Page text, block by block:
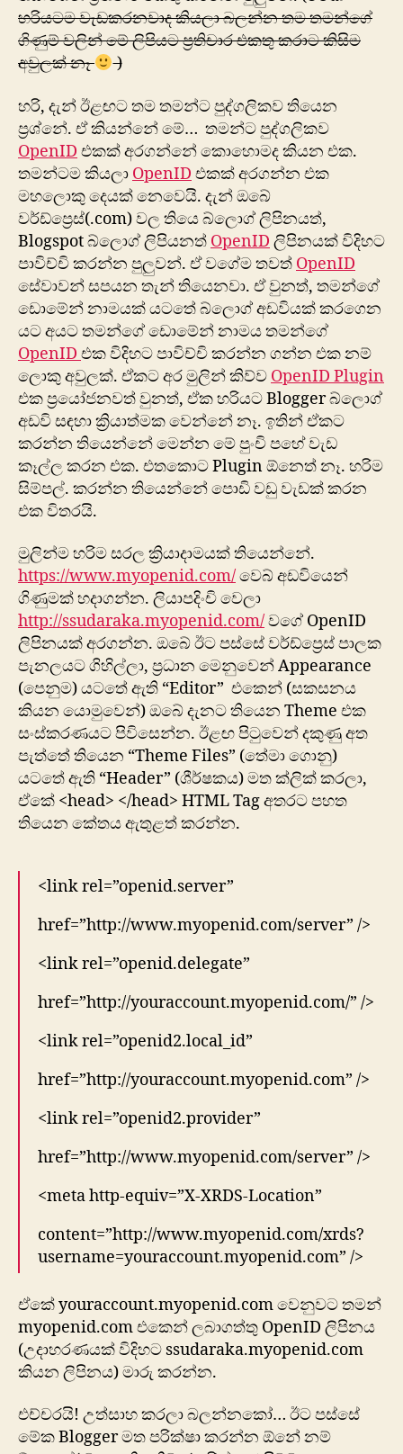
හරියටම වැඩකරනවාද කියලා බලන්න තම තමන්ගේ
ගිණුම් වලින් මේ ලිපියට ප්‍රතිචාර එකතු කරාට කිසිම
අවුලක් නෑ
)
හරි, දැන් ඊළඟට තම තමන්ට පුද්ගලිකව තියෙන
ප්‍රශ්නේ. ඒ කියන්නේ මේ… තමන්ට පුද්ගලිකව
OpenID එකක් අරගන්නේ කොහොමද කියන එක.
තමන්ටම කියලා OpenID එකක් අරගන්න එක
මහලොකු දෙයක් නෙවෙයි. දැන් ඔබේ
වර්ඩ්ප්‍රෙස්(.com) වල තියෙ බ්ලොග් ලිපිනයත්,
Blogspot බ්ලොග් ලිපියනත් OpenID ලිපිනයක් විදිහට
පාවිච්චි කරන්න පුලුවන්. ඒ ‍වගේම තවත් OpenID
සේවාවන් සපයන තැන් තියෙනවා. ඒ වුනත්, තමන්ගේ
ඩොමේන් නාමයක් යටතේ බ්ලොග් අඩවියක් කරගෙන
යට අයට තමන්ගේ ‍ඩොමේන් නාමය තමන්ගේ
OpenID එක විදිහට පාවිච්චි කරන්න ගන්න එක නම්
‍ලොකු අවුලක්. ඒකට අර මුලින් කිව්ව OpenID Plugin
එක ප්‍රයෝජනවත් වුනත්, ඒක හරියට Blogger බ්ලොග්
අඩවි සඳහා ක්‍රියාත්මක වෙන්නේ නෑ. ඉතින් ඒකට
කරන්න තියෙන්නේ මෙන්න මේ පුංචි පහේ වැඩ
කෑල්ල කරන එක. එතකොට Plugin ඕනෙත් නෑ. හරිම
සිම්පල්. කරන්න තියෙන්නේ පොඩි වඩු වැඩක් කරන
එක විතරයි.
මුලින්ම හරිම සරල ක්‍රියාදාමයක් තියෙන්නේ.
https://www.myopenid.com/වෙබ් අඩවියෙන්
ගිණුමක් හදාගන්න. ලියාපදිංචි වෙලා
http://ssudaraka.myopenid.com/වගේ OpenID
ලිපිනයක් අරගන්න. ඔබේ ඊට පස්සේ වර්ඩ්ප්‍රෙස් පාලක
පැනලයට ගිහිල්ලා, ප්‍රධාන මෙනුවෙන් Appearance
(පෙනුම) යටතේ ඇති “Editor” එකෙන් (සකසනය
කියන ‍යොමුවෙන්) ඔබේ දැනට තියෙන Theme එක
සංස්කරණයට පිවිසෙන්න. ඊළඟ පිටුවෙන් දකුණු අත
පැත්තේ තියෙන “Theme Files” (තේමා ගොනු)
යටතේ ඇති “Header” (ශීර්ෂකය) මත ක්ලික් කරලා,
ඒකේ <head> </head> HTML Tag අතරට පහත
තියෙන කේතය ඇතුළත් කරන්න.
<link rel=”openid.server”
href=”http://www.myopenid.com/server” />
<link rel=”openid.delegate”
href=”http://youraccount.myopenid.com/” />
<link rel=”openid2.local_id”
href=”http://youraccount.myopenid.com” />
<link rel=”openid2.provider”
href=”http://www.myopenid.com/server” />
<meta http-equiv=”X-XRDS-Location”
content=”http://www.myopenid.com/xrds?
username=youraccount.myopenid.com” />
ඒකේ youraccount.myopenid.com වෙනුවට තමන්
myopenid.com එකෙන් ලබාගත්තු OpenID ලිපිනය
(උදාහරණයක් විදිහට ssudaraka.myopenid.com
කියන ලිපිනය) මාරු කරන්න.
එච්චරයි! උත්සාහ කරලා බලන්නකෝ… ඊට පස්සේ
මේක Blogger මත පරික්ෂා කරන්න ඕනේ නම්